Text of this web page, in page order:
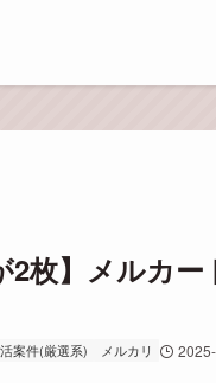
2枚】メルカ
案件(厳選系) メルカリ